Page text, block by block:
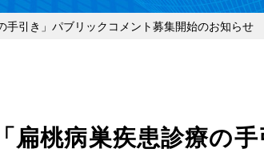
手引き」パブリックコメント募集開始のお知らせ
「扁桃病巣疾患診療の